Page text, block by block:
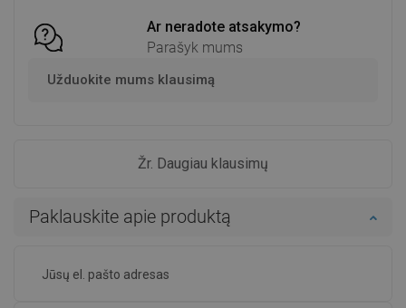
Ar neradote atsakymo?
Parašyk mums
Užduokite mums klausimą
Žr. Daugiau klausimų
Paklauskite apie produktą